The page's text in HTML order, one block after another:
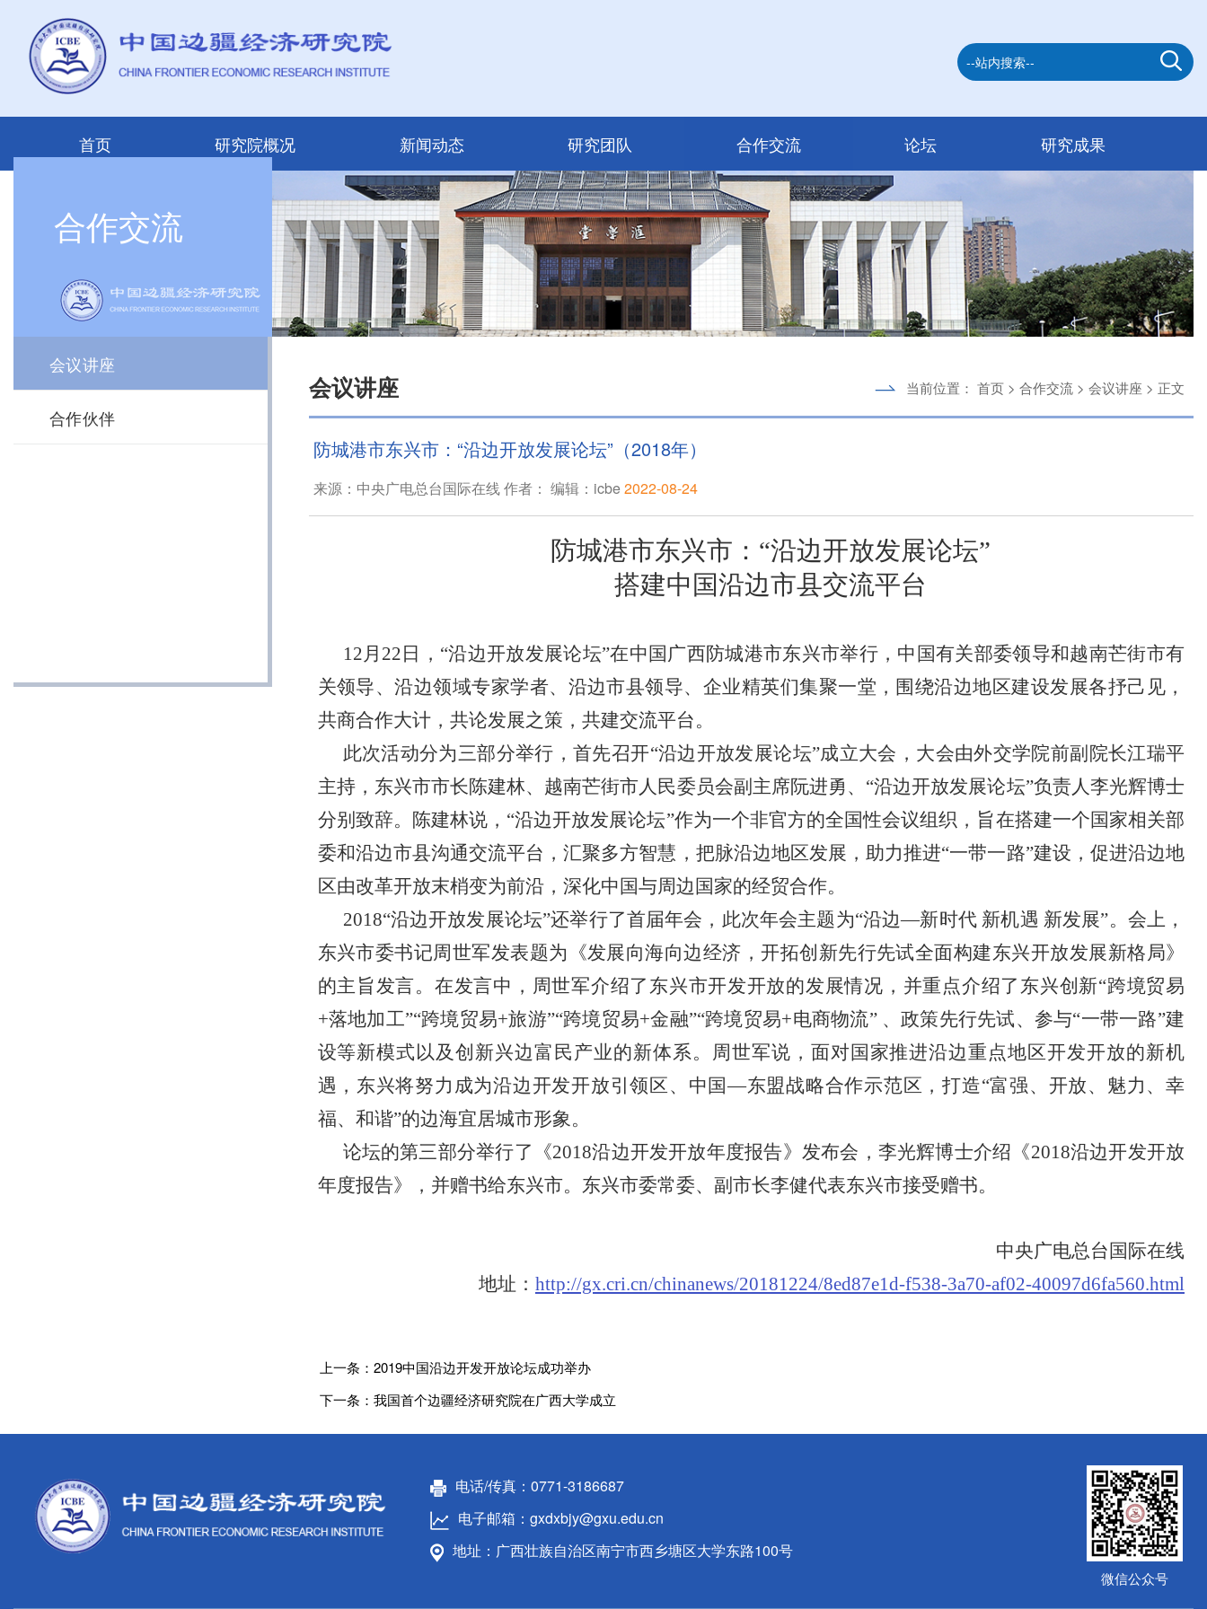
首页 研究院概况 新闻动态 研究团队 合作交流 论坛 研究成果
合作交流
会议讲座
合作伙伴
会议讲座 当前位置： 首页 > 合作交流 > 会议讲座 > 正文
防城港市东兴市：“沿边开放发展论坛”（2018年）
来源：中央广电总台国际在线 作者： 编辑：icbe2022-08-24
防城港市东兴市：“沿边开放发展论坛”
搭建中国沿边市县交流平台
12月22日，“沿边开放发展论坛”在中国广西防城港市东兴市举行，中国有关部委领导和越南芒街市有
关领导、沿边领域专家学者、沿边市县领导、企业精英们集聚一堂，围绕沿边地区建设发展各抒己见，
共商合作大计，共论发展之策，共建交流平台。
此次活动分为三部分举行，首先召开“沿边开放发展论坛”成立大会，大会由外交学院前副院长江瑞平
主持，东兴市市长陈建林、越南芒街市人民委员会副主席阮进勇、“沿边开放发展论坛”负责人李光辉博士
分别致辞。陈建林说，“沿边开放发展论坛”作为一个非官方的全国性会议组织，旨在搭建一个国家相关部
委和沿边市县沟通交流平台，汇聚多方智慧，把脉沿边地区发展，助力推进“一带一路”建设，促进沿边地
区由改革开放末梢变为前沿，深化中国与周边国家的经贸合作。
2018“沿边开放发展论坛”还举行了首届年会，此次年会主题为“沿边—新时代 新机遇 新发展”。会上，
东兴市委书记周世军发表题为《发展向海向边经济，开拓创新先行先试全面构建东兴开放发展新格局》
的主旨发言。在发言中，周世军介绍了东兴市开发开放的发展情况，并重点介绍了东兴创新“跨境贸易
+落地加工”“跨境贸易+旅游”“跨境贸易+金融”“跨境贸易+电商物流” 、政策先行先试、参与“一带一路”建
设等新模式以及创新兴边富民产业的新体系。周世军说，面对国家推进沿边重点地区开发开放的新机
遇，东兴将努力成为沿边开发开放引领区、中国—东盟战略合作示范区，打造“富强、开放、魅力、幸
福、和谐”的边海宜居城市形象。
论坛的第三部分举行了《2018沿边开发开放年度报告》发布会，李光辉博士介绍《2018沿边开发开放
年度报告》，并赠书给东兴市。东兴市委常委、副市长李健代表东兴市接受赠书。
中央广电总台国际在线
地址： http://gx.cri.cn/chinanews/20181224/8ed87e1d-f538-3a70-af02-40097d6fa560.html
上一条： 2019中国沿边开发开放论坛成功举办
下一条： 我国首个边疆经济研究院在广西大学成立
电话/传真：0771-3186687
电子邮箱：gxdxbjy@gxu.edu.cn
地址：广西壮族自治区南宁市西乡塘区大学东路100号
微信公众号